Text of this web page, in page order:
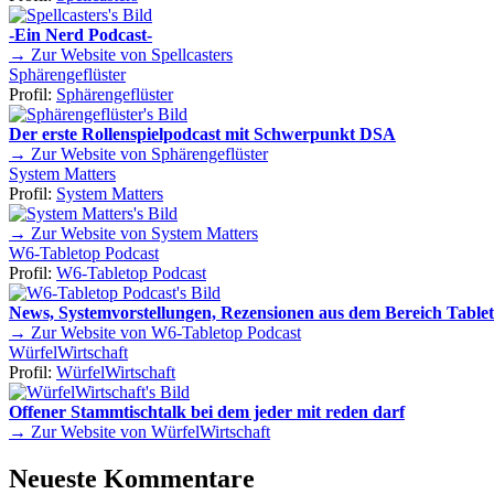
-Ein Nerd Podcast-
→ Zur Website von Spellcasters
Sphärengeflüster
Profil: Sphärengeflüster
Der erste Rollenspielpodcast mit Schwerpunkt DSA
→ Zur Website von Sphärengeflüster
System Matters
Profil: System Matters
→ Zur Website von System Matters
W6-Tabletop Podcast
Profil: W6-Tabletop Podcast
News, Systemvorstellungen, Rezensionen aus dem Bereich
→ Zur Website von W6-Tabletop Podcast
WürfelWirtschaft
Profil: WürfelWirtschaft
Offener Stammtischtalk bei dem jeder mit reden darf
→ Zur Website von WürfelWirtschaft
Neueste Kommentare